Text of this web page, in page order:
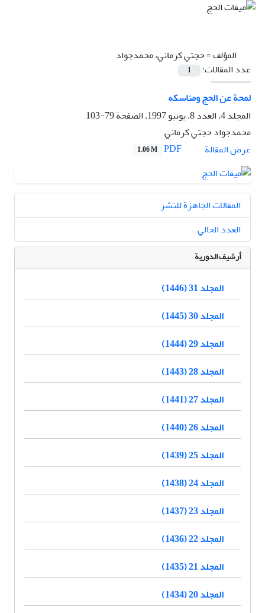
المؤلف =حجتي کرماني، محمدجواد
عدد المقالات:
1
لمحة عن الحج ومناسکه
المجلد 4، العدد 8، يونيو 1997، الصفحة
79-103
محمدجواد حجتي کرماني
عرض المقالة
1.06 M
المقالات الجاهزة للنشر
العدد الحالي
أرشيف الدورية
المجلد 31 (1446)
المجلد 30 (1445)
المجلد 29 (1444)
المجلد 28 (1443)
المجلد 27 (1441)
المجلد 26 (1440)
المجلد 25 (1439)
المجلد 24 (1438)
المجلد 23 (1437)
المجلد 22 (1436)
المجلد 21 (1435)
المجلد 20 (1434)